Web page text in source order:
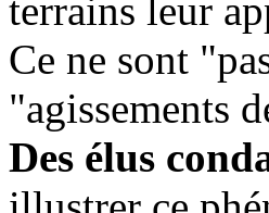
terrains leur
Ce ne sont
"agissements
Des élus